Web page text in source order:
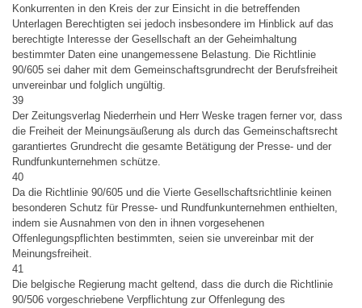
Konkurrenten in den Kreis der zur Einsicht in die betreffenden
Unterlagen Berechtigten sei jedoch insbesondere im Hinblick auf das
berechtigte Interesse der Gesellschaft an der Geheimhaltung
bestimmter Daten eine unangemessene Belastung. Die Richtlinie
90/605 sei daher mit dem Gemeinschaftsgrundrecht der Berufsfreiheit
unvereinbar und folglich ungültig.
39
Der Zeitungsverlag Niederrhein und Herr Weske tragen ferner vor, dass
die Freiheit der Meinungsäußerung als durch das Gemeinschaftsrecht
garantiertes Grundrecht die gesamte Betätigung der Presse- und der
Rundfunkunternehmen schütze.
40
Da die Richtlinie 90/605 und die Vierte Gesellschaftsrichtlinie keinen
besonderen Schutz für Presse- und Rundfunkunternehmen enthielten,
indem sie Ausnahmen von den in ihnen vorgesehenen
Offenlegungspflichten bestimmten, seien sie unvereinbar mit der
Meinungsfreiheit.
41
Die belgische Regierung macht geltend, dass die durch die Richtlinie
90/506 vorgeschriebene Verpflichtung zur Offenlegung des